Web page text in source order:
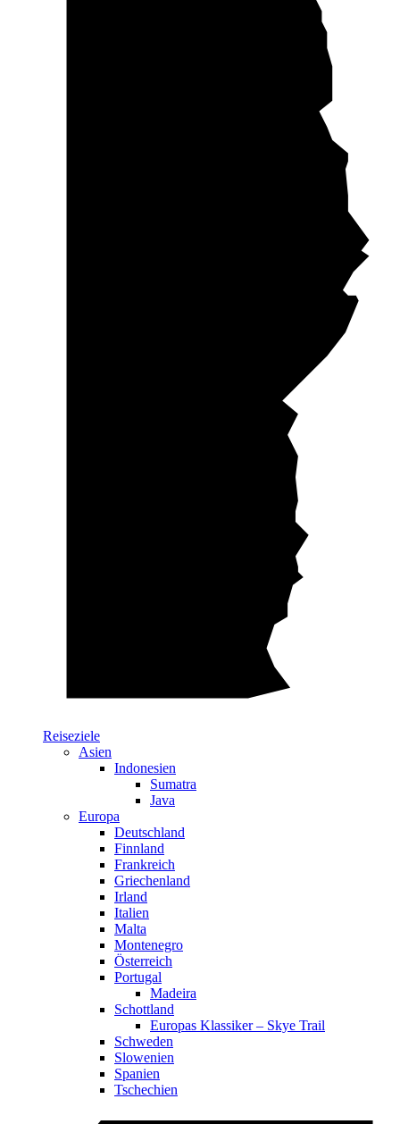
Reiseziele
Asien
Indonesien
Sumatra
Java
Europa
Deutschland
Finnland
Frankreich
Griechenland
Irland
Italien
Malta
Montenegro
Österreich
Portugal
Madeira
Schottland
Europas Klassiker – Skye Trail
Schweden
Slowenien
Spanien
Tschechien